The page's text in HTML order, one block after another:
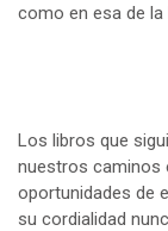
como en esa de
Los libros que
nuestros caminos
oportunidades de
su cordialidad